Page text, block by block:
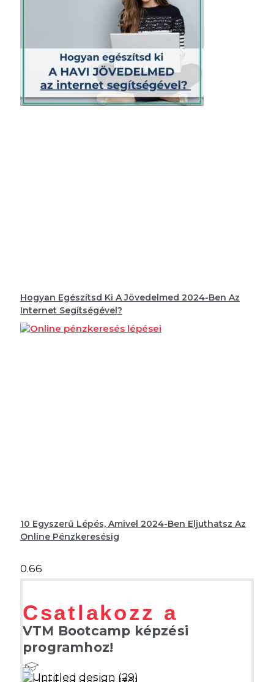
Hogyan Egészítsd Ki A Jövedelmed 2024-Ben Az
Internet Segítségével?
10 Egyszerű Lépés, Amivel 2024-Ben Eljuthatsz Az
Online Pénzkeresésig
Csatlakozz a
VTM Bootcamp képzési
programhoz!